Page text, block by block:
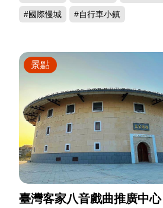
#國際慢城 #自行車小鎮
臺灣客家八音戲曲推廣中心
景點